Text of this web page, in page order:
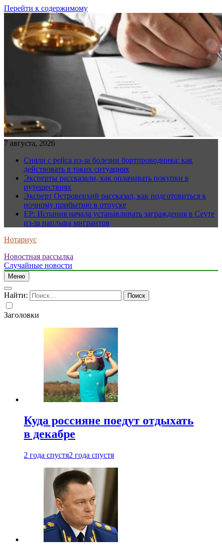
Перейти к содержимому
7 августа, 2026
Сняли с рейса из-за болезни бортпроводника: как
действовать в таких ситуациях
Эксперты рассказали, как оплачивать покупки в
путешествиях
Эксперт Островерхий рассказал, как подготовиться к
ночному прибытию в отпуске
EP: Испания начала устанавливать заграждения в Сеуте
из-за наплыва мигрантов
Нотариус
Новостная рассылка
Случайные новости
Меню
Найти:
Заголовки
Куда россияне поедут отдыхать
в декабре
2 года спустя2 года спустя